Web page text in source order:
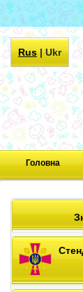
Rus|Ukr
Головна